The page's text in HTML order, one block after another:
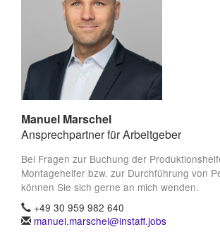
Manuel Marschel
Ansprechpartner für Arbeitgeber
Bei Fragen zur Buchung der
Montagehelfer bzw. zur Durchführung von
können Sie sich gerne an mich wenden.
+49 30 959 982 640
manuel.marschel@instaff.jobs